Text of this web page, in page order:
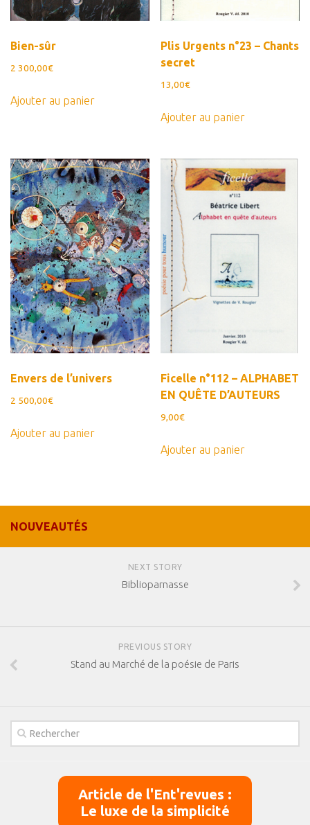
Bien-sûr
2 300,00€
Ajouter au panier
Plis Urgents n°23 – Chants
secret
13,00€
Ajouter au panier
Envers de l’univers
2 500,00€
Ajouter au panier
Ficelle n°112 – ALPHABET
EN QUÊTE D’AUTEURS
9,00€
Ajouter au panier
NOUVEAUTÉS
NEXT STORY
Biblioparnasse
PREVIOUS STORY
Stand au Marché de la poésie de Paris
Article de l'Ent'revues :
Le luxe de la simplicité